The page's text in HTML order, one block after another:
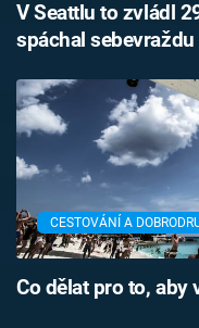
V Seattlu to zvládl
spáchal sebevraždu
CESTOVÁNÍ A
Co dělat pro to, aby